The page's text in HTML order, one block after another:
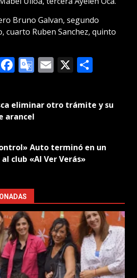
Bruno Galvan, segundo
cuarto Ruben Sanchez, quinto
Facebook
Google
Email
X
eliminar otro trámite y su
arancel
Auto terminó en un
club «Al Ver Verás»